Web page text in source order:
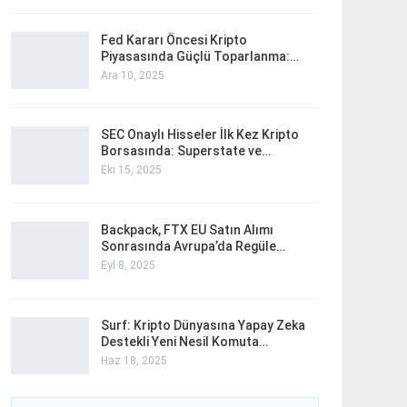
Fed Kararı Öncesi Kripto
Piyasasında Güçlü Toparlanma:…
Ara 10, 2025
SEC Onaylı Hisseler İlk Kez Kripto
Borsasında: Superstate ve…
Eki 15, 2025
Backpack, FTX EU Satın Alımı
Sonrasında Avrupa’da Regüle…
Eyl 8, 2025
Surf: Kripto Dünyasına Yapay Zeka
Destekli Yeni Nesil Komuta…
Haz 18, 2025